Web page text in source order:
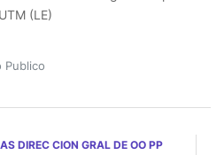
(LE)
Publico
DIREC CION GRAL DE OO PP